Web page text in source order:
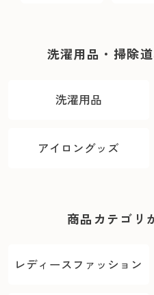
洗濯用品・掃除
洗濯用品
アイロングッズ
商品カテゴリ
レディースファッション